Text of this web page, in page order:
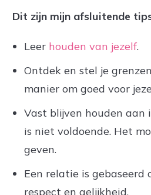
Dit zijn mijn afsluitende
Leer houden van jezelf.
Ontdek en stel je
manier om goed voor
Vast blijven houden aan
is niet voldoende. Het
geven.
Een relatie is gebaseerd
respect en gelijkheid.